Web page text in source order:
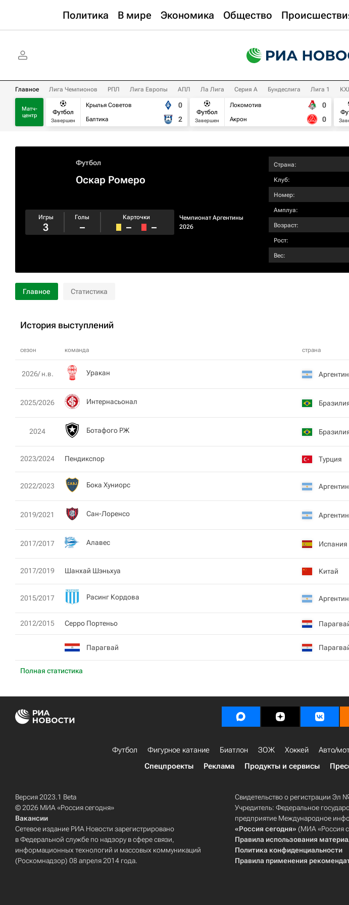
Политика В мире Экономика Общество
Главное Лига Чемпионов РПЛ Лига Европы АПЛ Ла Лига Серия А Бундеслига Лига 1
Матч-
центр
Футбол
Завершен
Крылья Советов
Балтика
0
2
Футбол
Завершен
Локомотив
Акрон
0
0
Футбол
Оскар Ромеро
Чемпионат Аргентины
2026
Игры
3
Голы
–
Карточки
– –
Страна:
Клуб:
Номер:
Амплуа:
Возраст:
Рост:
Вес:
Главное Статистика
История выступлений
сезон команда страна
Полная статистика
2026/ н.в. Уракан
2025/2026 Интернасьонал
2024 Ботафого РЖ
2023/2024 Пендикспор Турция
2022/2023 Бока Хуниорс
2019/2021 Сан-Лоренсо
2017/2017 Алавес Испания
2017/2019 Шанхай Шэньхуа Китай
2015/2017 Расинг Кордова
2012/2015 Серро Портеньо
Парагвай
Футбол Фигурное катание Биатлон ЗОЖ Хоккей Авто/
Спецпроекты
Реклама Продукты и сервисы
Версия 2023.1 Beta
© 2026 МИА «Россия сегодня»
Вакансии
Сетевое издание РИА Новости зарегистрировано
в Федеральной службе по надзору в сфере связи,
информационных технологий и массовых коммуникаций
(Роскомнадзор) 08 апреля 2014 года.
Свидетельство о регистрации
Учредитель: Федеральное
предприятие Международное
«Россия сегодня» (МИА «Россия
Правила использования
Политика конфиденциальности
Правила применения